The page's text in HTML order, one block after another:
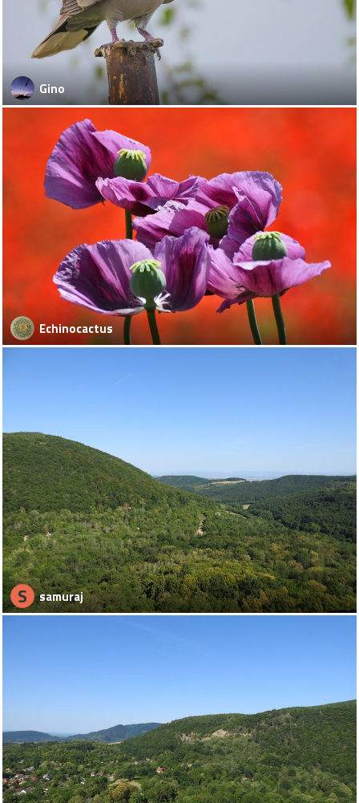
Gino
Echinocactus
S samuraj